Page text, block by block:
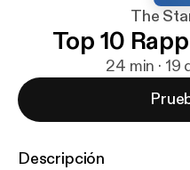
The
Top 10
24 min · 19
Descripción